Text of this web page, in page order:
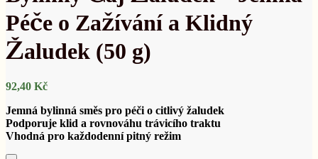
Péče o Zažívání a Klidný
Žaludek (50 g)
92,40 Kč
Jemná bylinná směs pro péči o citlivý žaludek
Podporuje klid a rovnováhu trávicího traktu
Vhodná pro každodenní pitný režim